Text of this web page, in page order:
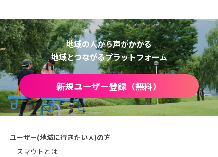
地域の人から声がかかる
地域とつながるプラットフォーム
新規ユーザー登録（無料）
ユーザー(地域に行きたい人)の方
スマウトとは